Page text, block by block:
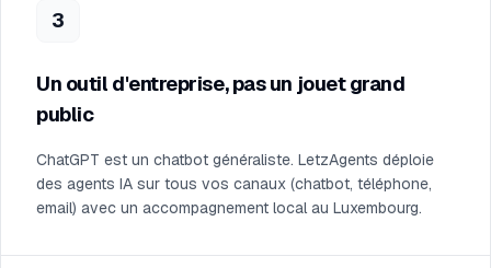
3
Un outil d'entreprise, pas un jouet grand
public
ChatGPT est un chatbot généraliste. LetzAgents déploie
des agents IA sur tous vos canaux (chatbot, téléphone,
email) avec un accompagnement local au Luxembourg.